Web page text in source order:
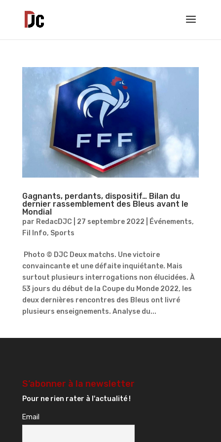
Gagnants, perdants, dispositif… Bilan du
dernier rassemblement des Bleus avant le
Mondial
par RedacDJC 27 septembre 2022 Événements,
Fil Info, Sports
Photo © DJC Deux matchs. Une victoire
convaincante et une défaite inquiétante. Mais
surtout plusieurs interrogations non élucidées. À
53 jours du début de la Coupe du Monde 2022, les
deux dernières rencontres des Bleus ont livré
plusieurs enseignements. Analyse du...
S’abonner à la newsletter
Pour ne rien rater à l'actualité !
Email